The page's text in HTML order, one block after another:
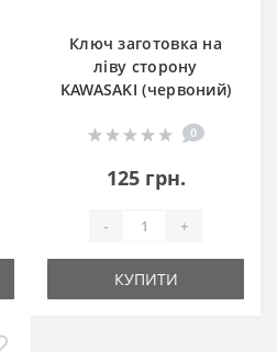
Ключ заготовка на
ліву сторону
KAWASAKI (червоний)
0
125 грн.
- +
КУПИТИ